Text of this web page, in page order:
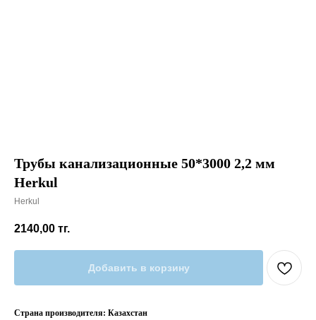
Трубы канализационные 50*3000 2,2 мм
Herkul
Herkul
2140,00 тг.
Добавить в корзину
Страна производителя: Казахстан